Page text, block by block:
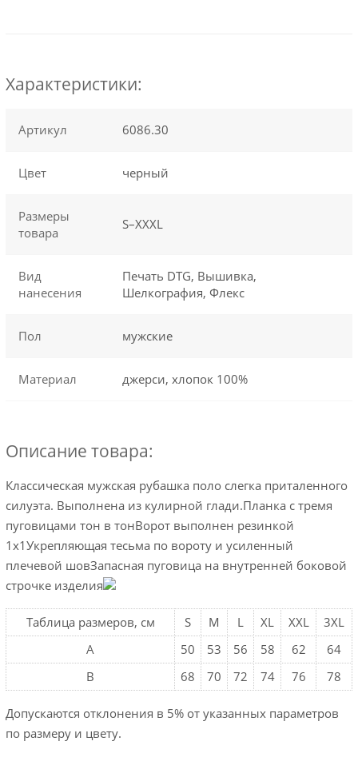
Характеристики:
Артикул 6086.30
Цвет черный
Размеры
товара
S–XXXL
Вид
нанесения
Печать DTG, Вышивка,
Шелкография, Флекс
Пол мужские
Материал джерси, хлопок 100%
Описание товара:
Классическая мужская рубашка поло слегка приталенного
силуэта. Выполнена из кулирной глади.Планка с тремя
пуговицами тон в тонВорот выполнен резинкой
1х1Укрепляющая тесьма по вороту и усиленный
плечевой шовЗапасная пуговица на внутренней боковой
строчке изделия
Таблица размеров, см S M L XL XXL
3XL
A
50 53 56 58 62
64
B
68 70 72 74 76 78
Допускаются отклонения в 5% от указанных параметров
по размеру и цвету.